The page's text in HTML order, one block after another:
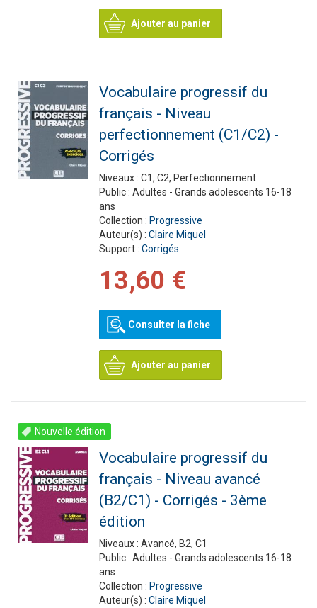
Ajouter au panier
Vocabulaire progressif du
français - Niveau
perfectionnement (C1/C2) -
Corrigés
Niveaux : C1, C2, Perfectionnement
Public : Adultes - Grands adolescents 16-18
ans
Collection : Progressive
Auteur(s) : Claire Miquel
Support : Corrigés
13,60 €
Consulter la fiche
Ajouter au panier
Nouvelle édition
Vocabulaire progressif du
français - Niveau avancé
(B2/C1) - Corrigés - 3ème
édition
Niveaux : Avancé, B2, C1
Public : Adultes - Grands adolescents 16-18
ans
Collection : Progressive
Auteur(s) : Claire Miquel